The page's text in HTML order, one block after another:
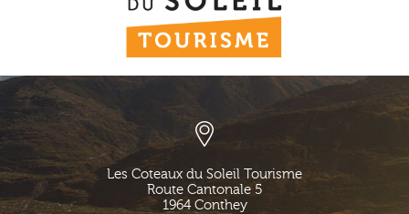
Les Coteaux du Soleil Tourisme
Route Cantonale 5
1964 Conthey